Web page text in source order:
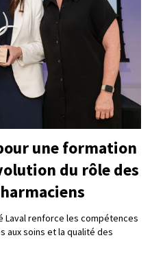
une formation
du rôle des
Laval renforce les compétences
aux soins et la qualité des